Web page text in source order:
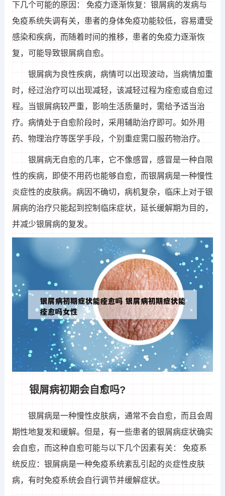
下几个可能的原因： 免疫力逐渐恢复：银屑病的发病与
免疫系统失调有关，患者的身体免疫功能较低，容易遭受
感染和疾病，而随着时间的推移，患者的免疫力逐渐恢
复，可能导致银屑病自愈。
银屑病为良性疾病，病情可以出现波动，当病情加重
时，经过治疗可以出现减轻，该减轻过程为痊愈或自愈过
程。当银屑病较严重，影响生活质量时，需给予适当治
疗。病情处于自愈阶段时，采用辅助治疗即可。如外用
药、物理治疗等医学手段，个别重症需口服药物治疗。
银屑病无自愈的几率，它不像感冒，感冒是一种自限
性的疾病，即使不用药也能够自愈，而银屑病是一种慢性
炎症性的皮肤病。病因不确切，病机复杂，临床上对于银
屑病的治疗只能起到控制临床症状，延长缓解期为目的，
并减少银屑病的复发。
银屑病初期会自愈吗?
银屑病是一种慢性皮肤病，通常不会自愈，而且会周
期性地复发和缓解。但是，有一些患者的银屑病症状确实
会自愈，而这种自愈可能与以下几个因素有关： 免疫系
统反应：银屑病是一种免疫系统紊乱引起的炎症性皮肤
病，有时免疫系统会自行调节并缓解症状。